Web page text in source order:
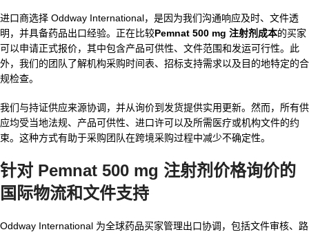
进口商选择 Oddway International，是因为我们沟通响应及时、文件透
明，并具备药品出口经验。正在比较Pemnat 500 mg 注射剂成本的买家
可以申请正式报价，其中包含产品可供性、文件范围和发运可行性。此
外，我们的团队了解机构采购时间表、招标支持需求以及目的地特定的合
规检查。
我们与持证供应来源协调，并从询价到发货提供实用更新。然而，所有供
应均受当地法规、产品可供性、进口许可以及所需医疗或机构文件的约
束。这种方式有助于采购团队在跨境采购过程中减少不确定性。
针对 Pemnat 500 mg 注射剂价格询价的
国际物流和文件支持
Oddway International 为全球药品买家管理出口协调，包括文件审核、路